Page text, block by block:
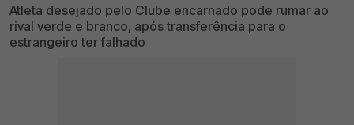
Atleta desejado pelo Clube encarnado pode rumar ao
rival verde e branco, após transferência para o
estrangeiro ter falhado